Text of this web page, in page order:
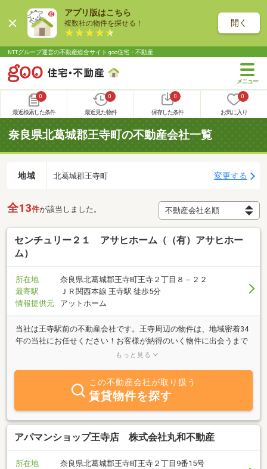
アプリ版はこちら
複数社の物件を探せる！ 開く
NTTグループ運営の不動産総合サイト goo住宅・不動産
0
最近検索した条件
0
最近見た物件
0
保存した条件
0
お気に入り
奈良県北葛城郡王寺町の不動産会社一覧
地域 北葛城郡王寺町 変更する
全13件が該当しました。
センチュリー２１ アサヒホーム（（有）アサヒホー
ム）
所在地
奈良県北葛城郡王寺町王寺２丁目８－２２
最寄駅
ＪＲ関西本線 王寺駅 徒歩5分
情報提供元
アットホーム
当社は王寺駅前の不動産会社です。王寺周辺の物件は、地域密着34
年の当社にお任せください！お客様が納得のいく物件に出会うまで
サポート致します。まずは、お客様のご希望をお聞かせ下さい。お
リー21アサヒホームがご紹介致します！
もっと見る
この不動産会社が取り扱う
賃貸物件を探す
アパマンショップ王寺店 株式会社丸和不動産
所在地
奈良県北葛城郡王寺町王寺２丁目9番15号